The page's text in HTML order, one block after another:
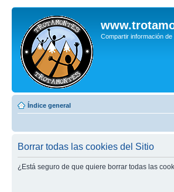
Compartir información
Índice general
Borrar todas las cookies del Sitio
¿Está seguro de que quiere borrar todas las